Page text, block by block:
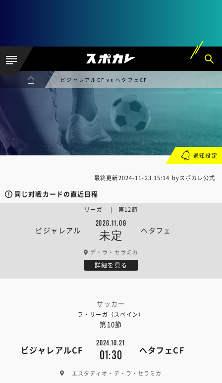
ビジャレアルCF vs ヘタフェCF
最終更新2024-11-23 15:14 byスポカレ公式
同じ対戦カードの直近日程
ビジャレアル
2026.11.09
未定 ヘタフェ
リーガ | 第12節
デ・ラ・セラミカ
詳細を見る
サッカー
ラ・リーガ（スペイン）
第10節
ビジャレアルCF
2024.10.21
01:30 ヘタフェCF
エスタディオ・デ・ラ・セラミカ
通知設定